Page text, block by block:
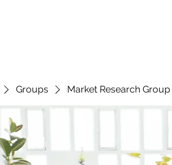
Groups Market Research Group